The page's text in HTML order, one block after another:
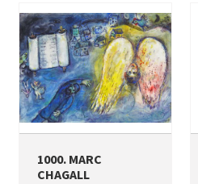
1000. MARC
CHAGALL